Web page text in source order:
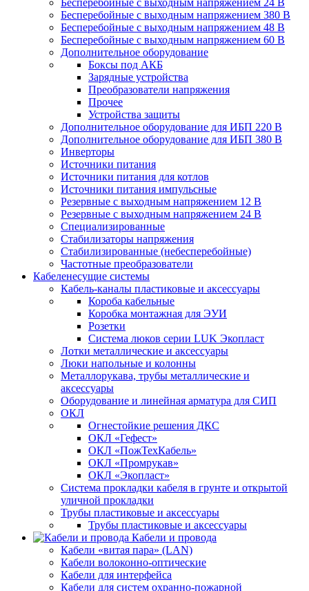
Бесперебойные с выходным напряжением 24 В
Бесперебойные с выходным напряжением 380 В
Бесперебойные с выходным напряжением 48 В
Бесперебойные с выходным напряжением 60 В
Дополнительное оборудование
Боксы под АКБ
Зарядные устройства
Преобразователи напряжения
Прочее
Устройства защиты
Дополнительное оборудование для ИБП 220 В
Дополнительное оборудование для ИБП 380 В
Инверторы
Источники питания
Источники питания для котлов
Источники питания импульсные
Резервные с выходным напряжением 12 В
Резервные с выходным напряжением 24 В
Специализированные
Стабилизаторы напряжения
Стабилизированные (небесперебойные)
Частотные преобразователи
Кабеленесущие системы
Кабель-каналы пластиковые и аксессуары
Короба кабельные
Коробка монтажная для ЭУИ
Розетки
Система люков серии LUK Экопласт
Лотки металлические и аксессуары
Люки напольные и колонны
Металлорукава, трубы металлические и
аксессуары
Оборудование и линейная арматура для СИП
ОКЛ
Огнестойкие решения ДКС
ОКЛ «Гефест»
ОКЛ «ПожТехКабель»
ОКЛ «Промрукав»
ОКЛ «Экопласт»
Система прокладки кабеля в грунте и открытой
уличной прокладки
Трубы пластиковые и аксессуары
Трубы пластиковые и аксессуары
Кабели и провода
Кабели «витая пара» (LAN)
Кабели волоконно-оптические
Кабели для интерфейса
Кабели для систем охранно-пожарной